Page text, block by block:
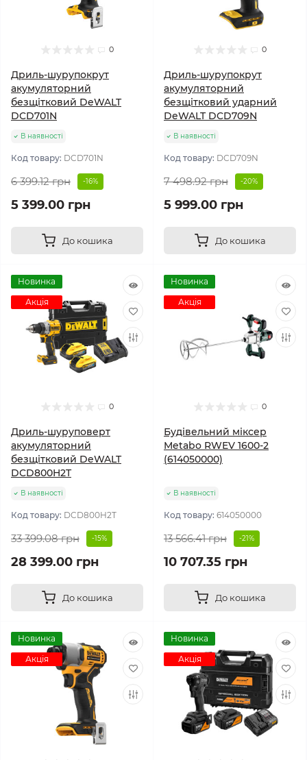
0
Дриль-шурупокрут
акумуляторний
безщітковий DeWALT
DCD701N
В наявності
Код товару: DCD701N
6 399.12 грн -16%
5 399.00 грн
До кошика
0
Дриль-шурупокрут
акумуляторний
безщітковий ударний
DeWALT DCD709N
В наявності
Код товару: DCD709N
7 498.92 грн -20%
5 999.00 грн
До кошика
Новинка
Акція
0
Дриль-шуруповерт
акумуляторний
безщітковий DeWALT
DCD800H2T
В наявності
Код товару: DCD800H2T
33 399.08 грн -15%
28 399.00 грн
До кошика
Новинка
Акція
0
Будівельний міксер
Metabo RWEV 1600-2
(614050000)
В наявності
Код товару: 614050000
13 566.41 грн -21%
10 707.35 грн
До кошика
Новинка
Акція
Новинка
Акція